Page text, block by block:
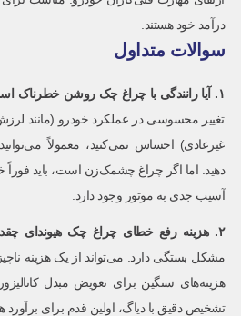
درآمد خود هستند.
سوالات متداول
۱.آیا رانندگی با چراغ چک روشن خطرناک
تغییر محسوسی در عملکرد خودرو (مانند
غیرعادی) احساس نمی‌کنید، معمولاً
دهید. اما اگر چراغ چشمک‌زن است، باید
آسیب جدی به موتور وجود دارد.
۲.هزینه رفع خطای چراغ چک هیوندای
مشکل بستگی دارد. می‌تواند از یک هزینه
هزینه‌های سنگین برای تعویض مبدل
تشخیص دقیق با دیاگ، اولین قدم برای برآورد